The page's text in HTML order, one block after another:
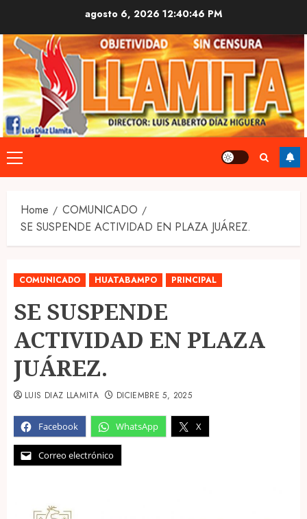
content
agosto 6, 2026 12:40:46 PM
Primary
Menu
Home
COMUNICADO
SE SUSPENDE ACTIVIDAD EN PLAZA JUÁREZ.
COMUNICADO HUATABAMPO PRINCIPAL
SE SUSPENDE
ACTIVIDAD EN PLAZA
JUÁREZ.
Facebook WhatsApp X
Correo electrónico
LUIS DIAZ LLAMITA DICIEMBRE 5, 2025